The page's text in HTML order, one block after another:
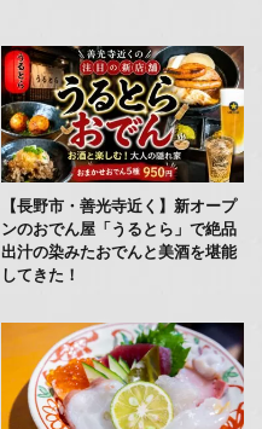
【長野市・善光寺近く】新オープ
ンのおでん屋「うるとら」で絶品
出汁の染みたおでんと美酒を堪能
してきた！